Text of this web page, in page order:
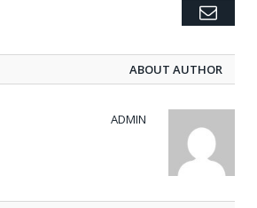
على الاطلاق انه من
ماتقدمه هذه
الشركات من
الشقق – المنازل
-البيوت – الخزانات
Email
ABOUT AUTHOR
ADMIN